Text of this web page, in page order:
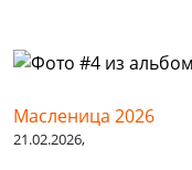
Масленица 2026
21.02.2026,